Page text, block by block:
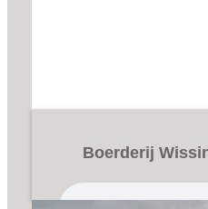
Boerderij